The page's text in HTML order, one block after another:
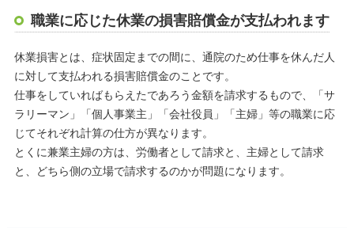
職業に応じた休業の損害賠償金が支払われます
休業損害とは、症状固定までの間に、通院のため仕事を休んだ人
に対して支払われる損害賠償金のことです。
仕事をしていればもらえたであろう金額を請求するもので、「サ
ラリーマン」「個人事業主」「会社役員」「主婦」等の職業に応
じてそれぞれ計算の仕方が異なります。
とくに兼業主婦の方は、労働者として請求と、主婦として請求
と、どちら側の立場で請求するのかが問題になります。